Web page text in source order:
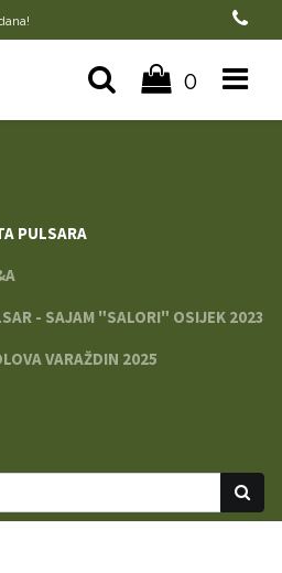
0
PULSARA
- SAJAM "SALORI" OSIJEK 2023
VARAŽDIN 2025